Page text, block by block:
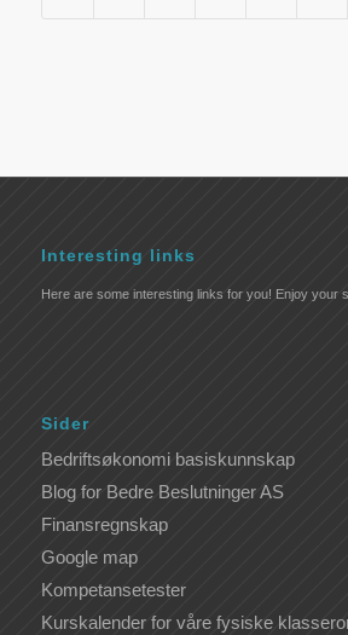
Interesting links
Here are some interesting links for you! Enjoy your
Sider
Bedriftsøkonomi basiskunnskap
Blog for Bedre Beslutninger AS
Finansregnskap
Google map
Kompetansetester
Kurskalender for våre fysiske